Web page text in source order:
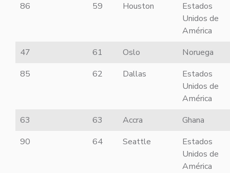
86
59 Houston
Estados
Unidos de
América
47
61 Oslo
Noruega
85
62 Dallas
Estados
Unidos de
América
63
63 Accra
Ghana
90
64 Seattle
Estados
Unidos de
América